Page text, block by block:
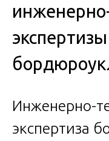
экспертизы
Инженерно-
экспертиза